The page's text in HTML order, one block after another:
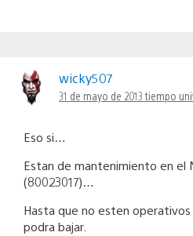
wicky507
31 de mayo de 2013 tiempo
Eso si…
Estan de mantenimiento en el
(80023017)…
Hasta que no esten
podra bajar.